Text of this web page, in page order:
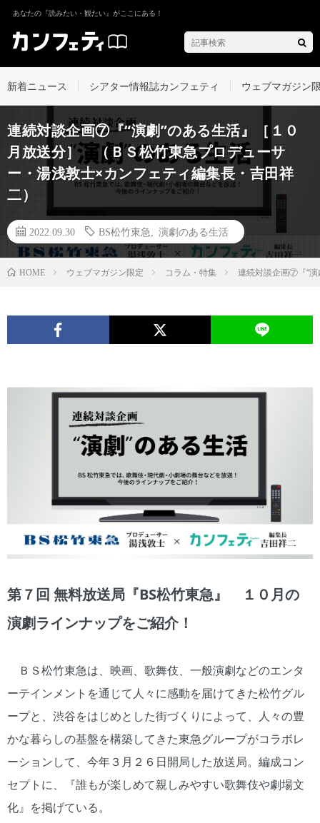
あなたの『読みたい・観たい』がここにある！
新着ニュース シアター情報誌カンフェティ ウェブマガジン
連続対談企画⑦『“演劇”のある生活』［１０
月放送分］ （ＢＳ松竹東急プロデューサ
ー・湯浅敦士×カンフェティ編集長・吉田祥
二）
2022.09.30 BS松竹東急 演劇のある生活
HOME ウェブマガジン限定 コラム・特集 連続対談企画⑦『“
第７回 無料放送局『BS松竹東急』 １０月の
演劇ラインナップをご紹介！
ＢＳ松竹東急は、映画、歌舞伎、一般演劇などのエンタ
ーテインメントを通じて人々に感動を届けてきた松竹グル
ープと、渋谷をはじめとした街づくりによって、人々の豊
かな暮らしの基盤を構築してきた東急グループがコラボレ
ーションして、今年３月２６日開局した放送局。編成コン
セプトに、『誰もが楽しめて親しみやすい歌舞伎や劇場文
化』を掲げている。